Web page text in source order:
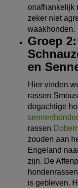
onafhankelijk
zeker niet
waakhonden.
Groep
en
Hier vinden
rassen
dogachtige
rassen
zouden aan
Engeland
zijn. De
is gebleven.